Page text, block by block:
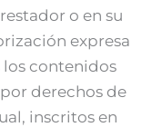
o en su
expresa
los contenidos
derechos de
inscritos en